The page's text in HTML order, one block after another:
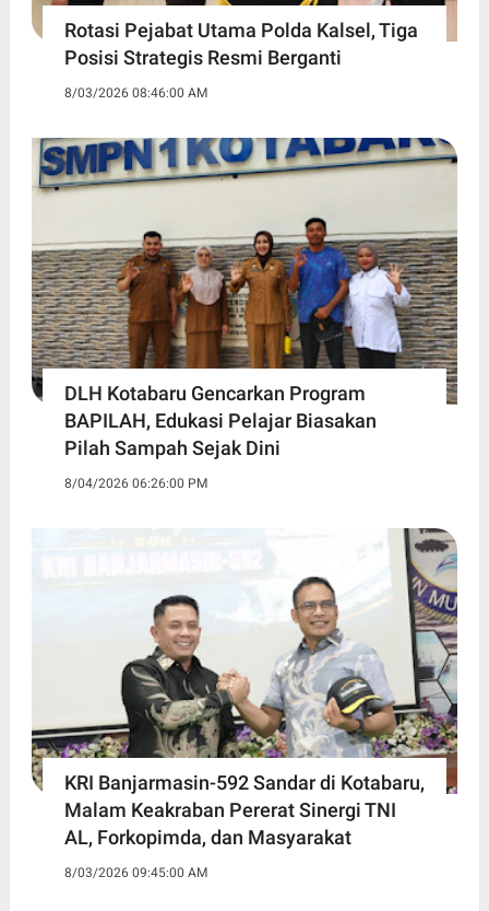
Rotasi Pejabat Utama Polda Kalsel, Tiga
Posisi Strategis Resmi Berganti
8/03/2026 08:46:00 AM
DLH Kotabaru Gencarkan Program
BAPILAH, Edukasi Pelajar Biasakan
Pilah Sampah Sejak Dini
8/04/2026 06:26:00 PM
KRI Banjarmasin-592 Sandar di Kotabaru,
Malam Keakraban Pererat Sinergi TNI
AL, Forkopimda, dan Masyarakat
8/03/2026 09:45:00 AM